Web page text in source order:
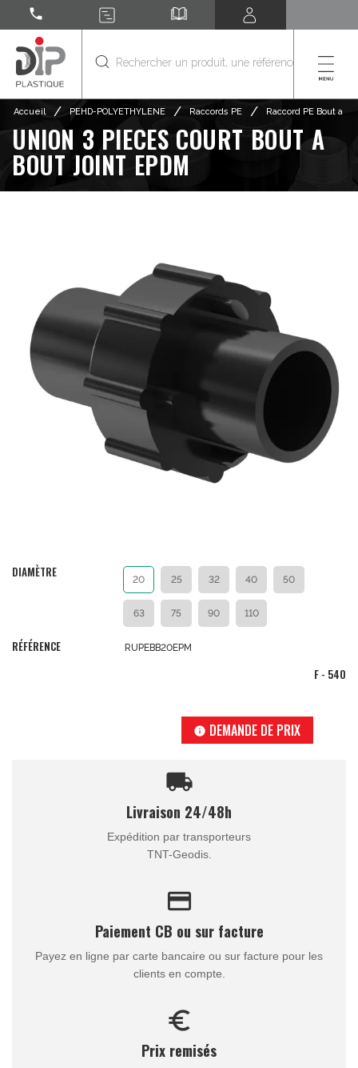
call
Accueil / PEHD-POLYETHYLENE / Raccords PE / Raccord PE Bout a
UNION 3 PIECES COURT BOUT A
BOUT JOINT EPDM
DIAMÈTRE 20 25 32 40 50
63 75 90 110
RÉFÉRENCE RUPEBB20EPM
F - 540
info DEMANDE DE PRIX
local_shipping
Livraison 24/48h
Expédition par transporteurs
TNT-Geodis.
credit_card
Paiement CB ou sur facture
Payez en ligne par carte bancaire ou sur facture pour les
clients en compte.
euro_symbol
Prix remisés